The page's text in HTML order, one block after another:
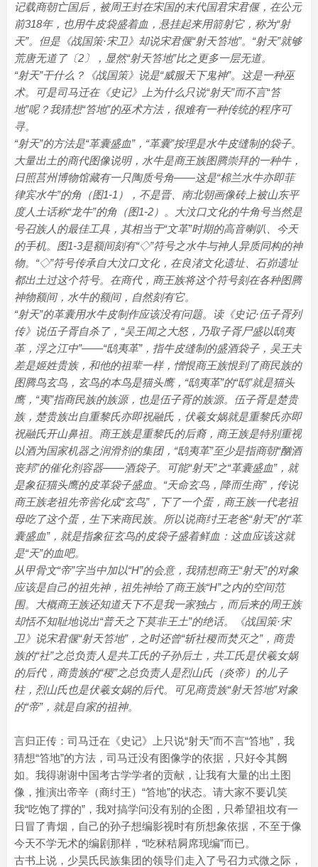
记载商朝亡国后，被周王封在宋国的末代国君宋君偃，在公元
前318年，也用牛皮袋盛着血，悬挂起来用箭射它，称为“射
天”。但是《战国策·宋卫》却说宋君偃“射天笞地”。“射天”就够
荒唐无道了〔2〕，显然“射天笞地”比之更多一层无道。
“射天”干什么？《战国策》说是“威服天下鬼神”。这是一种巫
术。可是司马迁在《史记》上为什么只说“射天”而不言“笞
地”呢？我猜想“笞地”的巫术方法，很难有一种传统的程序可
寻。
“射天”的方法是“革囊盛血”，“革囊”按理是水牛皮缝制的袋子。
大量出土的商代图像说明，水牛是商王族图腾崇拜的一种牛，
日照莒州博物馆藏有一只陶质号角——这是“棉兰水牛亦即菲
律宾水牛”的角（图1-1），不是晋、南北朝画像砖上被山东平
度人土话称“龙牛”的角（图1-2）。大汶口文化的牛角号当然是
号召族人的最佳工具，其相当于“文革”时期的高音喇叭、今天
的手机。图1-3是额间刻有“◇”符号之水牛与神人异质同构的神
物。“◇”符号传承自大汶口文化，在良渚文化遗址、石峁遗址
都出土过这个符号。在商代，商王族将这个符号刻在各种图腾
神物额间，水牛的额间，自然刻有它。
“射天”的革囊用水牛皮制作应该没有问题。读《史记·伍子胥列
传》说伍子胥自杀了，“吴王闻之大怒，乃取子胥尸盛以鸱夷
革，浮之江中”——“鸱夷革”，指牛皮缝制的盛酒袋子，吴王夫
差是姬姓贵族，和他的祖辈一样，憎恨商王族恨到了商民族的
图腾鸟玄鸟，玄鸟的本鸟是猫头鹰，“鸱夷革”的“鸱”就是猫头
鹰，“夷”指商民族的族源，也是伍子胥的族源。伍子胥是楚贵
族，楚贵族出自重黎氏亦即祝融氏，伏羲女娲就是重黎氏亦即
祝融氏开山鼻祖。商王族是重黎氏的后裔，商王族是特别重视
以酒为国家机器之润滑剂的集团，“鸱夷革”至少是指商朝“酗酒
丧邦”的催化剂容器——酒袋子。可能“射天”之“革囊盛血”，就
是象征猫头鹰的皮革袋子盛血。“天命玄鸟，降而生商”，传说
商王族老祖先帝喾化成“玄鸟”，下了一个蛋，商王族一代老祖
母吃了这个蛋，生下来商民族。所以说商纣王老爸“射天”的“革
囊盛血”，就是指象征玄鸟的皮袋子盛着鲜血：这血应该这就
是“天”的血吧。
从甲骨文“帝”字当中加以“H”的会意，我猜想商王“射天”的对象
应该是自己的祖先神，祖先神给了商王族“H”之内的空间范
围。大概商王族还知道天下不是我一家独占，而后来的周王族
却恬不知耻地说出“普天之下莫非王土”的绝话。《战国策·宋
卫》说宋君偃“射天笞地”，之时还曾“斩社稷而焚灭之”，商贵
族的“社”之总负责人是共工氏的子孙后土，共工氏是伏羲女娲
的后代，商贵族的“稷”之总负责人是烈山氏（炎帝）的儿子
柱，烈山氏也是伏羲女娲的后代。可见商贵族“射天笞地”对象
的“帝”，就是自家的祖神。
言归正传：司马迁在《史记》上只说“射天”而不言“笞地”，我
猜想“笞地”的方法，司马迁没有图像学的依据，只好令其阙
如。我得谢谢中国考古学学者的贡献，让我有大量的出土图
像，推演出帝辛（商纣王）“笞地”的状态。请大家不要讥笑
我“吃饱了撑的”，我对搞学问没有别的企图，只希望祖坟有一
日冒了青烟，自己的孙子想编影视时有所想象依据，不至于像
今天不学无术的编剧那样，“吃秫秸屙席现编”而已。
古书上说，少昊氏民族集团的领导们走入了号召力式微之际，